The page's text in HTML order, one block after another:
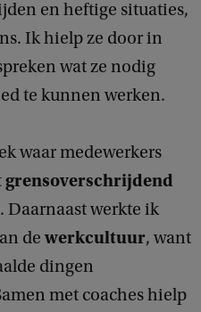
en heftige situaties,
Ik hielp ze door in
wat ze nodig
te kunnen werken.
waar medewerkers
grensoverschrijdend
Daarnaast werkte ik
de werkcultuur, want
dingen
met coaches hielp